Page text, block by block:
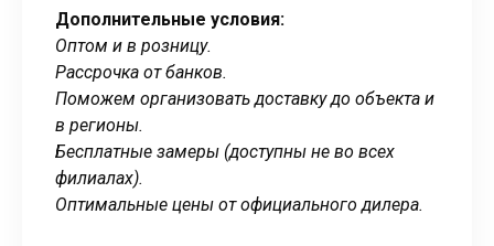
Дополнительные условия:
Оптом и в розницу.
Рассрочка от банков.
Поможем организовать доставку до объекта и
в регионы.
Бесплатные замеры (доступны не во всех
филиалах).
Оптимальные цены от официального дилера.